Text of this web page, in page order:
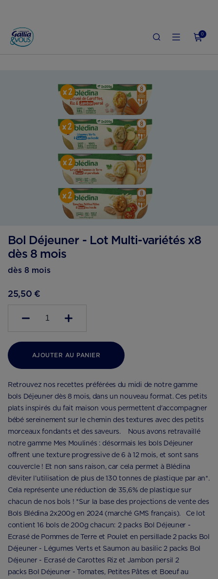
0
ACCUEIL
Bol Déjeuner - Lot Multi-variétés x8
dès 8 mois
dès 8 mois
25,50 €
1
AJOUTER AU PANIER
Retrouvez nos recettes préférées du midi de notre gamme
bols Déjeuner dès 8 mois, dans un nouveau format. Ces petits
plats inspirés du fait maison vous permettent d'accompagner
bébé sereinement sur le chemin des textures avec des petits
morceaux fondants et des saveurs. Nous avons retravaillé
notre gamme Mes Moulinés : désormais les bols Déjeuner
offrent une texture progressive de 6 à 12 mois, et sont sans
couvercle ! Et non sans raison, car cela permet à Blédina
d’éviter l’utilisation de plus de 130 tonnes de plastique par an*.
Cela représente une réduction de 35,6% de plastique sur
chacun de nos bols ! *Sur la base des projections de vente des
Bols Blédina 2x200g en 2024 (marché GMS français). Ce lot
contient 16 bols de 200g chacun: 2 packs Bol Déjeuner -
Ecrasé de Pommes de Terre et Poulet en persillade 2 packs Bol
Déjeuner - Légumes Verts et Saumon au basilic 2 packs Bol
Déjeuner - Ecrasé de Carottes Riz et Jambon persil 2
packs Bol Déjeuner - Tomates, Petites Pâtes et Boeuf au